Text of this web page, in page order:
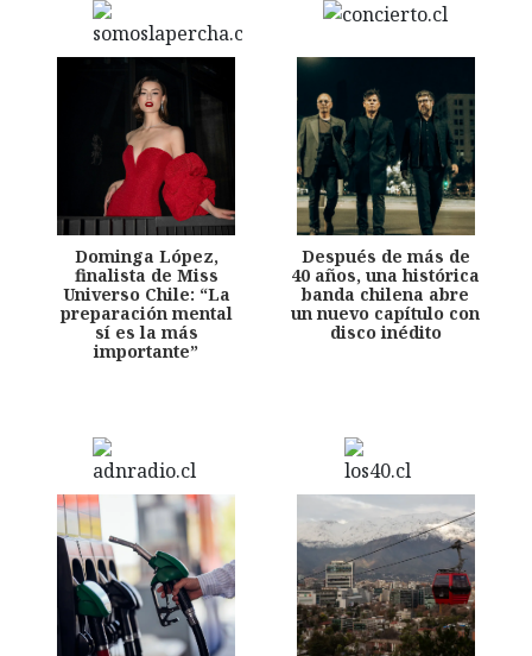
Dominga López,
finalista de Miss
Universo Chile: “La
preparación mental
sí es la más
importante”
Después de más de
40 años, una histórica
banda chilena abre
un nuevo capítulo con
disco inédito